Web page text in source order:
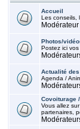
Accueil
Les conseils,
Modérateur
Photos/
Postez ici
Actualité
Agenda /
Covoiturage
Vous allez
partenaires,